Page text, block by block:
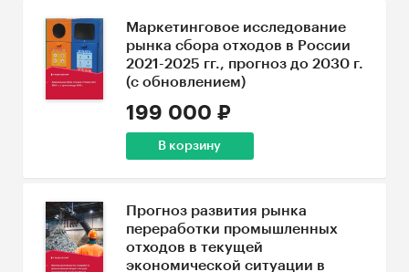
Маркетинговое исследование
рынка сбора отходов в России
2021-2025 гг., прогноз до 2030 г.
(с обновлением)
199 000 ₽
В корзину
Прогноз развития рынка
переработки промышленных
отходов в текущей
экономической ситуации в